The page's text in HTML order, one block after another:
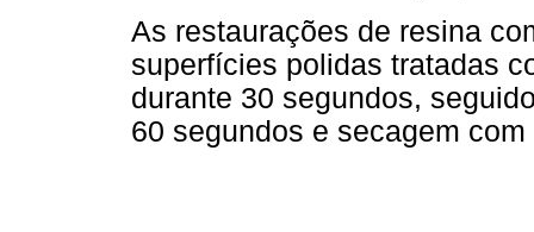
As restaurações de resina
superfícies polidas tratadas
durante 30 segundos,
60 segundos e secagem